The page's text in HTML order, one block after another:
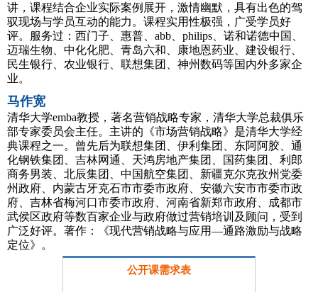
讲，课程结合企业实际案例展开，激情幽默，具有出色的驾
驭现场与学员互动的能力。课程实用性极强，广受学员好
评。服务过：西门子、惠普、abb、philips、诺和诺德中国、
迈瑞生物、中化化肥、青岛六和、康地恩药业、建设银行、
民生银行、农业银行、联想集团、神州数码等国内外多家企
业。
马作宽
清华大学emba教授，著名营销战略专家，清华大学总裁俱乐
部专家委员会主任。主讲的《市场营销战略》是清华大学经
典课程之一。曾先后为联想集团、伊利集团、东阿阿胶、通
化钢铁集团、吉林网通、天鸿房地产集团、国药集团、利郎
商务男装、北辰集团、中国航空集团、新疆克尔克孜州党委
州政府、内蒙古牙克石市市委市政府、安徽六安市市委市政
府、吉林省梅河口市委市政府、河南省新郑市政府、成都市
武侯区政府等数百家企业与政府做过营销培训及顾问，受到
广泛好评。著作：《现代营销战略与应用—通路激励与战略
定位》。
公开课需求表